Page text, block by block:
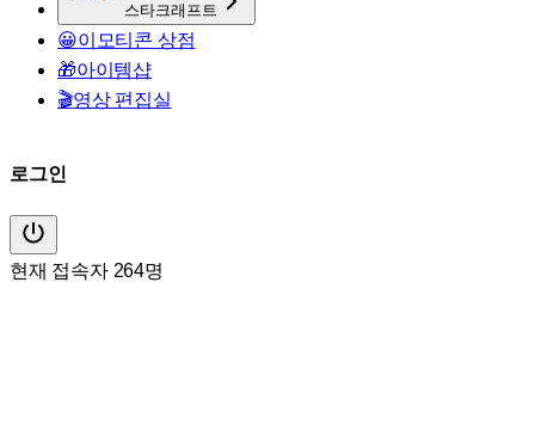
스타크래프트
😀이모티콘 상점
🎁아이템샵
🎬영상 편집실
로그인
현재 접속자 264명